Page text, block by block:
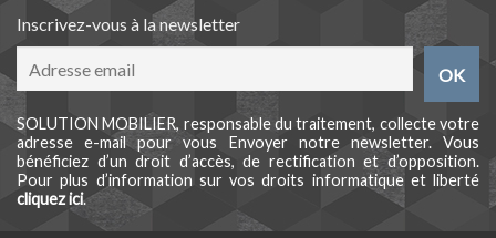
Inscrivez-vous à la newsletter
SOLUTION MOBILIER, responsable du traitement, collecte votre
adresse e-mail pour vous Envoyer notre newsletter. Vous
bénéficiez d’un droit d’accès, de rectification et d’opposition.
Pour plus d’information sur vos droits informatique et liberté
cliquez ici.